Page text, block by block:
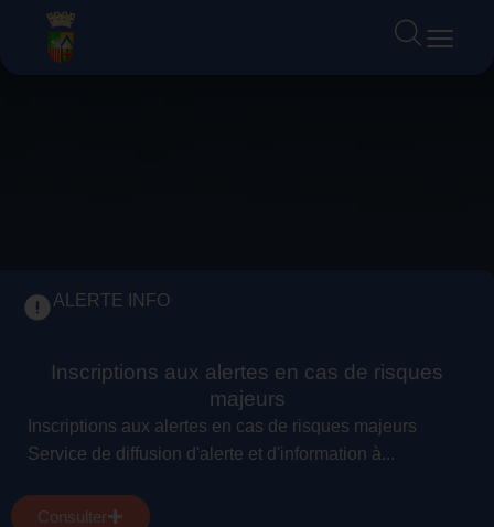
principal
ALERTE INFO
Inscriptions aux alertes en cas de risques
majeurs
Inscriptions aux alertes en cas de risques majeurs
Service de diffusion d'alerte et d'information à...
Consulter